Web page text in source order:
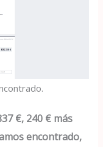
€, 240 € más
encontrado,